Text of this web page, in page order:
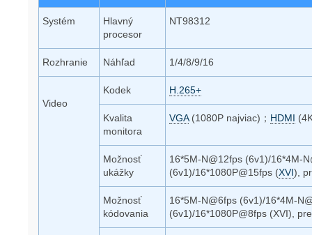
Systém
Hlavný
procesor
NT98312
Rozhranie Náhľad 1/4/8/9/16
Video
Kodek H.265+
Kvalita
monitora
VGA(1080P najviac)； HDMI
Možnosť
ukážky
16*5M-N@12fps (6v1)/16*4M-
(6v1)/16*1080P@15fps (XVI),
Možnosť
kódovania
16*5M-N@6fps (6v1)/16*4M-
(6v1)/16*1080P@8fps (XVI),